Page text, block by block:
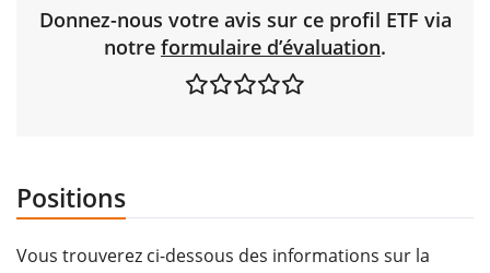
Donnez-nous votre avis sur ce profil ETF via
notre formulaire d’évaluation.
Positions
Vous trouverez ci-dessous des informations sur la